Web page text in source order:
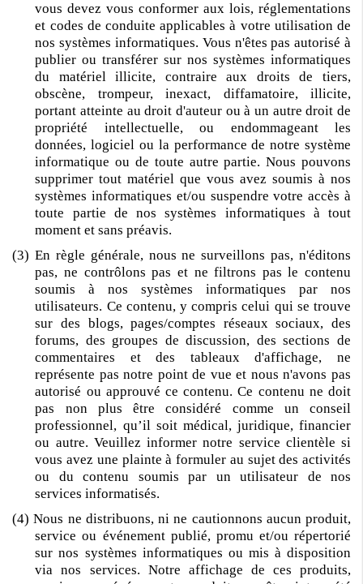
vous devez vous conformer aux lois, réglementations
et codes de conduite applicables à votre utilisation de
nos systèmes informatiques. Vous n'êtes pas autorisé à
publier ou transférer sur nos systèmes informatiques
du matériel illicite, contraire aux droits de tiers,
obscène, trompeur, inexact, diffamatoire, illicite,
portant atteinte au droit d'auteur ou à un autre droit de
propriété intellectuelle, ou endommageant les
données, logiciel ou la performance de notre système
informatique ou de toute autre partie. Nous pouvons
supprimer tout matériel que vous avez soumis à nos
systèmes informatiques et/ou suspendre votre accès à
toute partie de nos systèmes informatiques à tout
moment et sans préavis.
(3) En règle générale, nous ne surveillons pas, n'éditons
pas, ne contrôlons pas et ne filtrons pas le contenu
soumis à nos systèmes informatiques par nos
utilisateurs. Ce contenu, y compris celui qui se trouve
sur des blogs, pages/comptes réseaux sociaux, des
forums, des groupes de discussion, des sections de
commentaires et des tableaux d'affichage, ne
représente pas notre point de vue et nous n'avons pas
autorisé ou approuvé ce contenu. Ce contenu ne doit
pas non plus être considéré comme un conseil
professionnel, qu’il soit médical, juridique, financier
ou autre. Veuillez informer notre service clientèle si
vous avez une plainte à formuler au sujet des activités
ou du contenu soumis par un utilisateur de nos
services informatisés.
(4) Nous ne distribuons, ni ne cautionnons aucun produit,
service ou événement publié, promu et/ou répertorié
sur nos systèmes informatiques ou mis à disposition
via nos services. Notre affichage de ces produits,